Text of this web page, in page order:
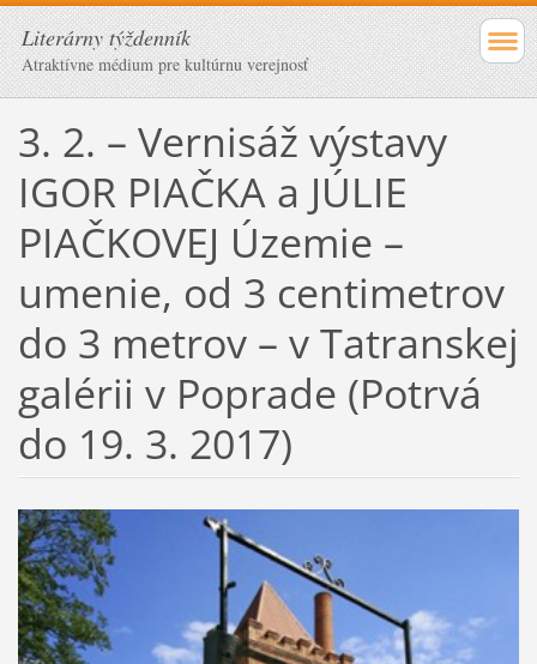
Literárny týždenník
Atraktívne médium pre kultúrnu verejnosť
3. 2. – Vernisáž výstavy
IGOR PIAČKA a JÚLIE
PIAČKOVEJ Územie –
umenie, od 3 centimetrov
do 3 metrov – v Tatranskej
galérii v Poprade (Potrvá
do 19. 3. 2017)